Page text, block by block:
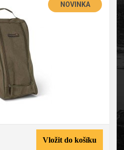
NOVINKA
Vložit do košíku